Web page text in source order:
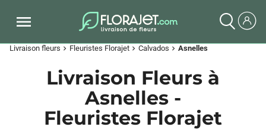
Livraison fleurs chevron_right Fleuristes Florajet chevron_right Calvados chevron_right Asnelles
Livraison Fleurs à
Asnelles -
Fleuristes Florajet